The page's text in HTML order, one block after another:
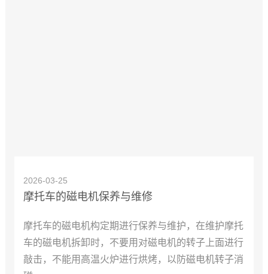
2026-03-25
摩托车的磁电机保养与维修
摩托车的磁电机构定期进行保养与维护，在维护摩托
车的磁电机拆卸时，不要用对磁电机的转子上面进行
敲击，不能用高温火炉进行烘烤，以防磁电机转子消